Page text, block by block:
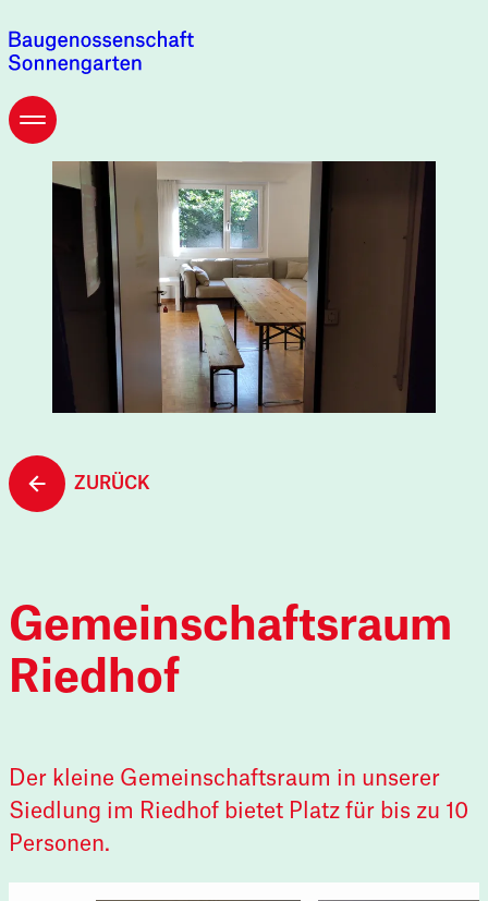
ZURÜCK
Gemeinschaftsraum
Riedhof
Der kleine Gemeinschaftsraum in unserer
Siedlung im Riedhof bietet Platz für bis zu 10
Personen.